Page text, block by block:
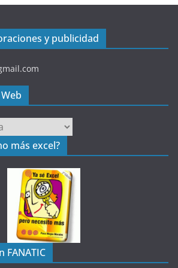
y publicidad
más excel?
FANATIC